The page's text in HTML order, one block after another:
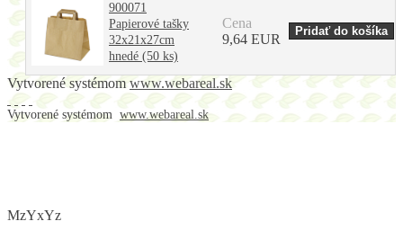
900071
Papierové tašky
32x21x27cm
hnedé (50 ks)
Cena
9,64 EUR
Vytvorené systémomwww.webareal.sk
Vytvorené systémom www.webareal.sk
MzYxYz